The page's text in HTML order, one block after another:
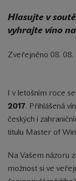
Hlasujte v
vyhrajte víno
Zveřejněno 08. 08.
I v letošním roce
2017. Přihlášená
českých i
titulu Master of
Na Vašem názoru
možnost si ve